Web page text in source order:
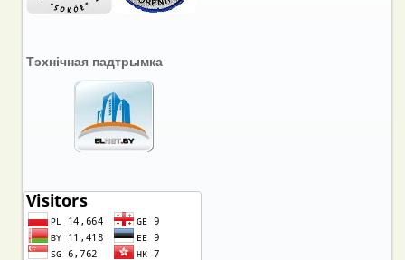
Тэхнічная падтрымка